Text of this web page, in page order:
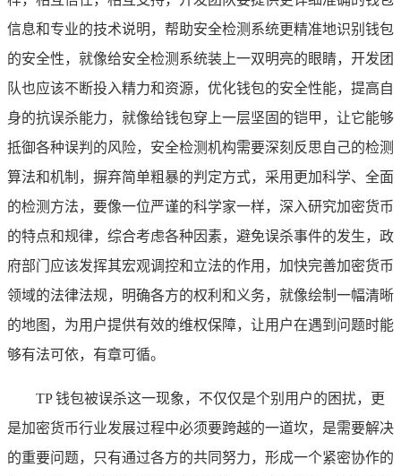
信息和专业的技术说明，帮助安全检测系统更精准地识别钱包
的安全性，就像给安全检测系统装上一双明亮的眼睛，开发团
队也应该不断投入精力和资源，优化钱包的安全性能，提高自
身的抗误杀能力，就像给钱包穿上一层坚固的铠甲，让它能够
抵御各种误判的风险，安全检测机构需要深刻反思自己的检测
算法和机制，摒弃简单粗暴的判定方式，采用更加科学、全面
的检测方法，要像一位严谨的科学家一样，深入研究加密货币
的特点和规律，综合考虑各种因素，避免误杀事件的发生，政
府部门应该发挥其宏观调控和立法的作用，加快完善加密货币
领域的法律法规，明确各方的权利和义务，就像绘制一幅清晰
的地图，为用户提供有效的维权保障，让用户在遇到问题时能
够有法可依，有章可循。
TP 钱包被误杀这一现象，不仅仅是个别用户的困扰，更
是加密货币行业发展过程中必须要跨越的一道坎，是需要解决
的重要问题，只有通过各方的共同努力，形成一个紧密协作的